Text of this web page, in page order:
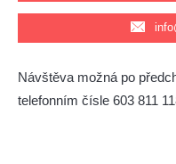
Návštěva možná po
telefonním čísle 603 811